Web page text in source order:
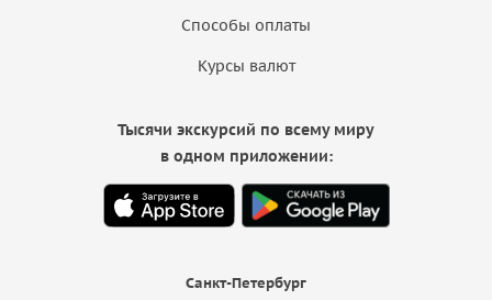
Способы оплаты
Курсы валют
Санкт-Петербург
Тысячи экскурсий по всему миру
в одном приложении: